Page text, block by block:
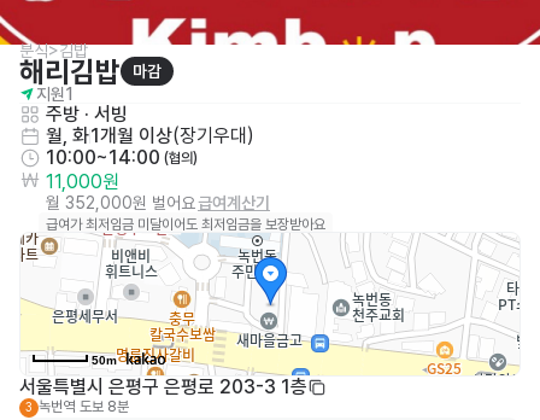
분식>김밥
해리김밥
마감
지원1
주방 · 서빙
월, 화1개월 이상(장기우대 )
10:00~14:00 (협의)
11,000원
월 352,000원 벌어요급여계산기
급여가 최저임금 미달이어도 최저임금을 보장받아요
50m
서울특별시 은평구 은평로 203-3 1층
3 녹번역 도보 8분